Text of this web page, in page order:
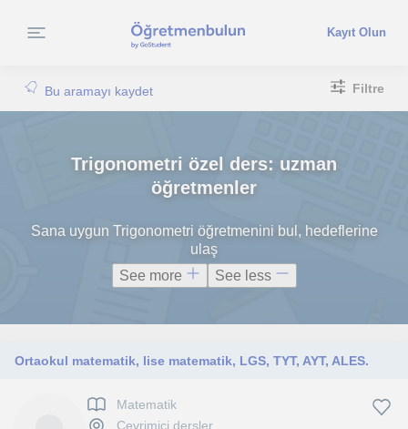
Kayıt Olun
Bu aramayı kaydet Filtre
Trigonometri özel ders: uzman
öğretmenler
Sana uygun Trigonometri öğretmenini bul, hedeflerine
ulaş
See more
See less
Ortaokul matematik, lise matematik, LGS, TYT, AYT, ALES.
Matematik
Çevrimiçi dersler